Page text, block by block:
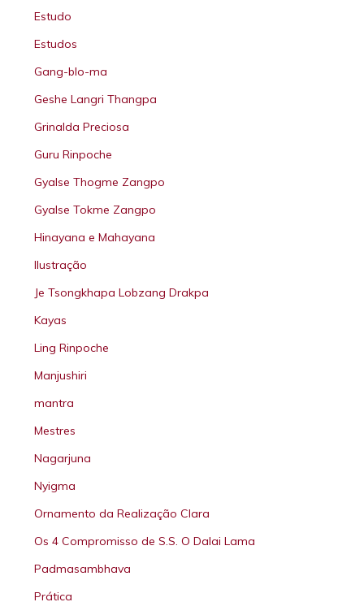
Estudo
Estudos
Gang-blo-ma
Geshe Langri Thangpa
Grinalda Preciosa
Guru Rinpoche
Gyalse Thogme Zangpo
Gyalse Tokme Zangpo
Hinayana e Mahayana
Ilustração
Je Tsongkhapa Lobzang Drakpa
Kayas
Ling Rinpoche
Manjushiri
mantra
Mestres
Nagarjuna
Nyigma
Ornamento da Realização Clara
Os 4 Compromisso de S.S. O Dalai Lama
Padmasambhava
Prática